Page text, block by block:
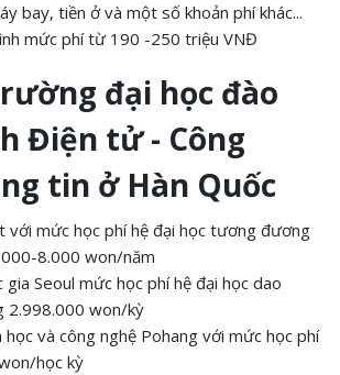
bay, tiền ở và một số khoản phí khác...
mức phí từ 190 -250 triệu VNĐ
đại học đào
Điện tử - Công
tin ở Hàn Quốc
với mức học phí hệ đại học tương đương
8.000 won/năm
Seoul mức học phí hệ đại học dao
2.998.000 won/kỳ
học và công nghệ Pohang với mức học phí
học kỳ